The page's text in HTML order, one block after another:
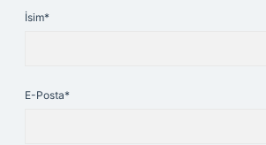
İsim*
E-Posta*